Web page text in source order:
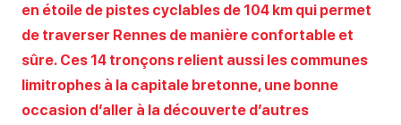
en étoile de pistes cyclables de 104 km qui permet
de traverser Rennes de manière confortable et
sûre. Ces 14 tronçons relient aussi les communes
limitrophes à la capitale bretonne, une bonne
occasion d’aller à la découverte d’autres